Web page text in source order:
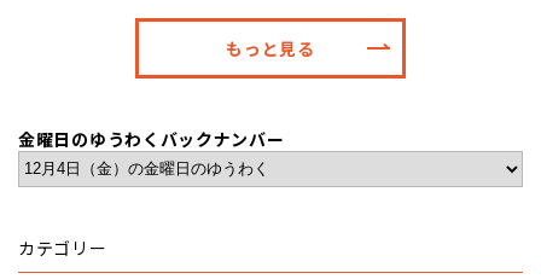
もっと見る
金曜日のゆうわくバックナンバー
カテゴリー